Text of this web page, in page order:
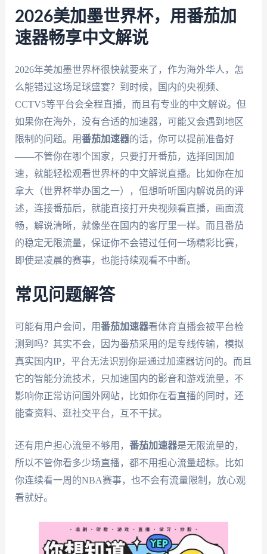
2026美加墨世界杯，用番茄加
速器畅享中文解说
2026年美加墨世界杯很快就要来了，作为海外华人，怎
么能错过这场足球盛宴？到时候，国内的央视频、
CCTV5等平台会全程直播，而且有专业的中文解说。但
如果你在海外，没有合适的加速器，可能又会遇到地区
限制的问题。用番茄加速器的话，你可以提前准备好
——不管你在哪个国家，只要打开番茄，选择回国加
速，就能轻松观看世界杯的中文解说直播。比如你在加
拿大（世界杯举办国之一），但想听听国内解说员的评
述，连接番茄后，就能直接打开央视频看直播，画面流
畅，解说清晰，就像坐在国内的客厅里一样。而且番茄
的稳定无限流量，保证你不会错过任何一场精彩比赛，
即使是凌晨的赛事，也能持续观看不中断。
常见问题解答
可能有用户会问，用番茄加速器看体育直播会被平台检
测到吗？其实不会，因为番茄采用的是专线传输，模拟
真实国内IP，平台无法识别你是通过加速器访问的。而且
它的智能分流技术，只加速国内的影音和游戏流量，不
影响你正常访问国外网站，比如你在看直播的同时，还
能查资料、逛社交平台，互不干扰。
还有用户担心流量不够用， 番茄加速器是无限流量的，
所以不管你看多少场直播，都不用担心流量超标。比如
你连续看一周的NBA赛事，也不会有流量限制，放心观
看就好。